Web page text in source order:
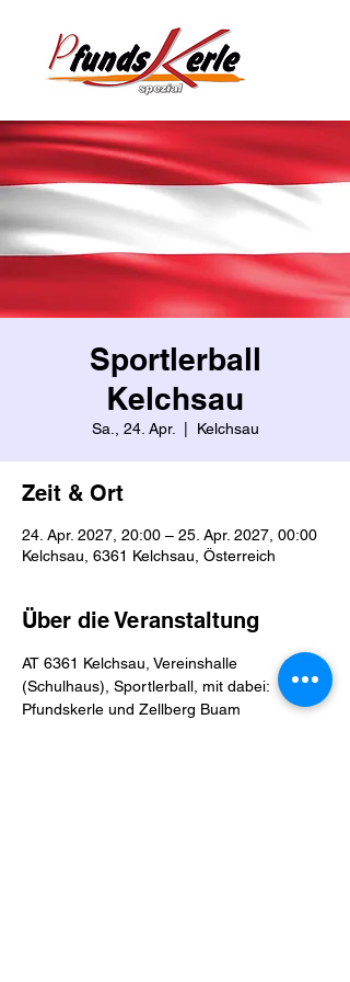
Sportlerball
Kelchsau
Sa., 24. Apr. Kelchsau
Zeit & Ort
24. Apr. 2027, 20:00 – 25. Apr. 2027, 00:00
Kelchsau, 6361 Kelchsau, Österreich
Über die Veranstaltung
AT 6361 Kelchsau, Vereinshalle
(Schulhaus), Sportlerball, mit dabei:
Pfundskerle und Zellberg Buam